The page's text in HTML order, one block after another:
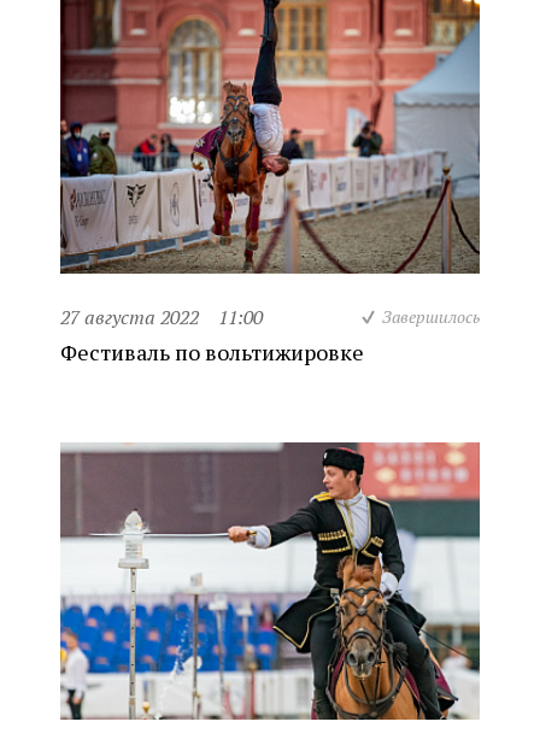
27 августа 2022 11:00 Завершилось
Фестиваль по вольтижировке